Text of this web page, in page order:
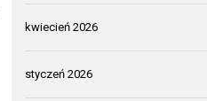
kwiecień 2026
styczeń 2026